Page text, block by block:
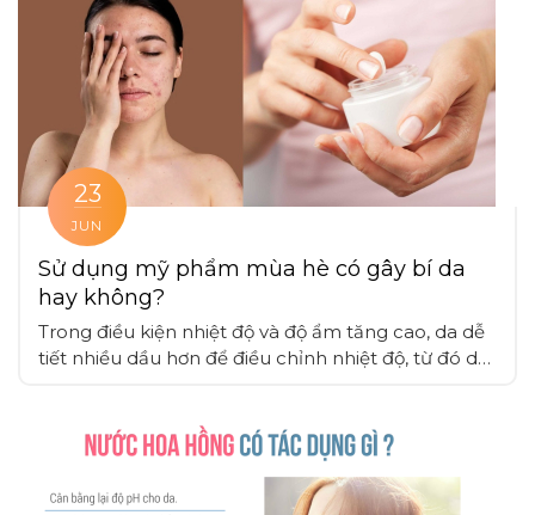
23
JUN
Sử dụng mỹ phẩm mùa hè có gây bí da
hay không?
Trong điều kiện nhiệt độ và độ ẩm tăng cao, da dễ
tiết nhiều dầu hơn để điều chỉnh nhiệt độ, từ đó dễ
lượng vừa phải không gây bí bách cho da